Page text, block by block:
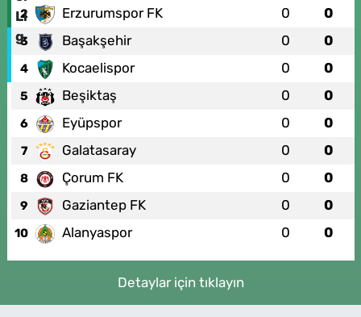
2 Erzurumspor FK 0 0
3 Başakşehir 0 0
4 Kocaelispor 0 0
5 Beşiktaş 0 0
6 Eyüpspor 0 0
7 Galatasaray 0 0
8 Çorum FK 0 0
9 Gaziantep FK 0 0
10 Alanyaspor 0 0
Detaylar için tıklayın